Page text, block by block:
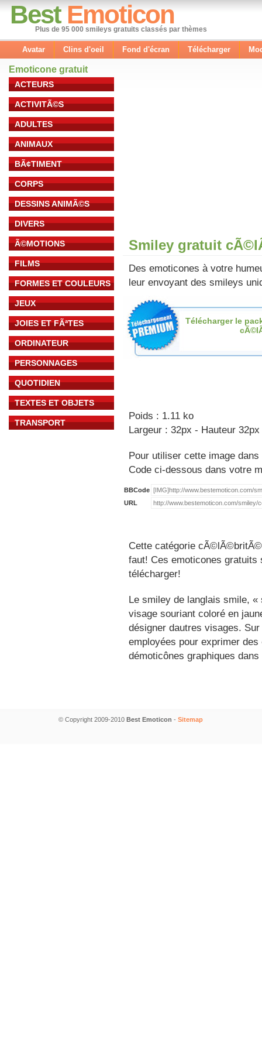
Best Emoticon
Plus de 95 000 smileys gratuits classés par thèmes
Avatar Clins d'oeil Fond d'écran Télécharger
Emoticone gratuit
ACTEURS
ACTIVITÃ©S
ADULTES
ANIMAUX
BÃ¢TIMENT
CORPS
DESSINS ANIMÃ©S
DIVERS
Ã©MOTIONS
FILMS
FORMES ET COULEURS
JEUX
JOIES ET FÃªTES
ORDINATEUR
PERSONNAGES
QUOTIDIEN
TEXTES ET OBJETS
TRANSPORT
Smiley gratuit
Des emoticones à votre
leur envoyant des smileys
Télécharger le
Poids : 1.11 ko
Largeur : 32px - Hauteur 32px
Pour utiliser cette image
Code ci-dessous dans votre
BBCode
URL
Cette catégorie
faut! Ces emoticones
télécharger!
Le smiley de langlais smile,
visage souriant coloré en
désigner dautres visages.
employées pour exprimer
démoticônes graphiques
© Copyright 2009-2010 Best Emoticon - Sitemap